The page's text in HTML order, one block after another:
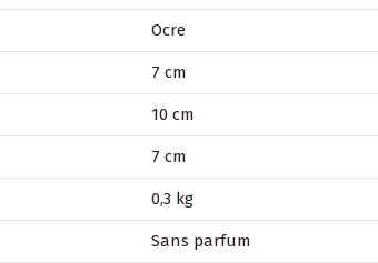
Ocre
7 cm
10 cm
7 cm
0,3 kg
Sans parfum